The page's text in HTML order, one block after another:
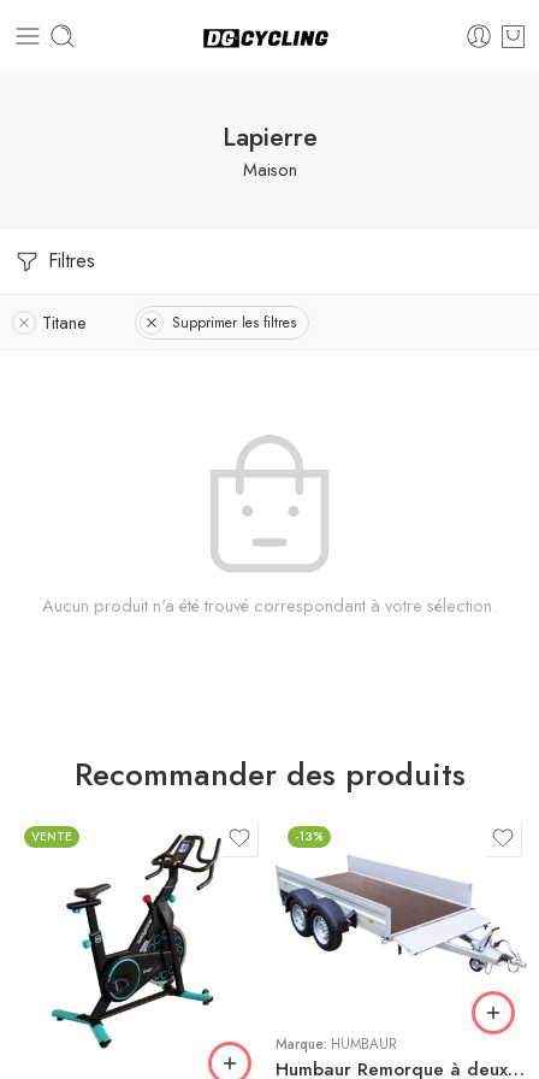
Lapierre
Maison
Filtres
Titane Supprimer les filtres
Aucun produit n'a été trouvé correspondant à votre sélection.
Recommander des produits
VENTE
Gris
-13%
Marque: HUMBAUR
Humbaur Remorque à deux essieux Alumaster Tandem 2500 3030x1500x350mm freinée poids total adm. 2500kg